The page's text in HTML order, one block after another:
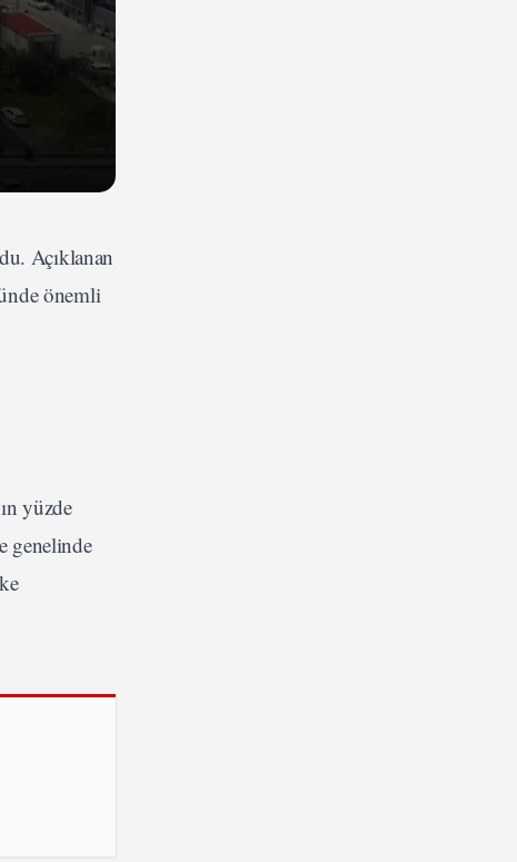
Açıklanan
önemli
yüzde
genelinde